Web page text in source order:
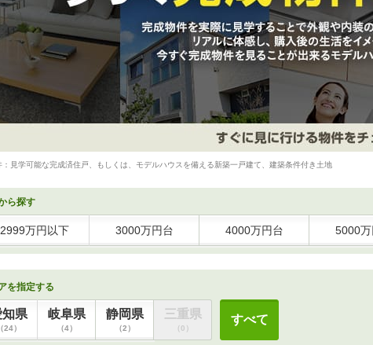
：見学可能な完成済住戸、もしくは、モデルハウスを備える新築一戸建て、建築条件付き土地
ら探す
2999万円以下 3000万円台 4000万円台 5000万
を指定する
知県
（24）
岐阜県
（4）
静岡県
（2）
三重県
（0）
すべて